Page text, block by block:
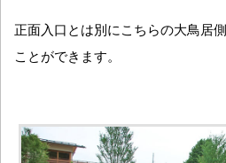
正面入口とは別にこちらの大鳥居
ことができます。